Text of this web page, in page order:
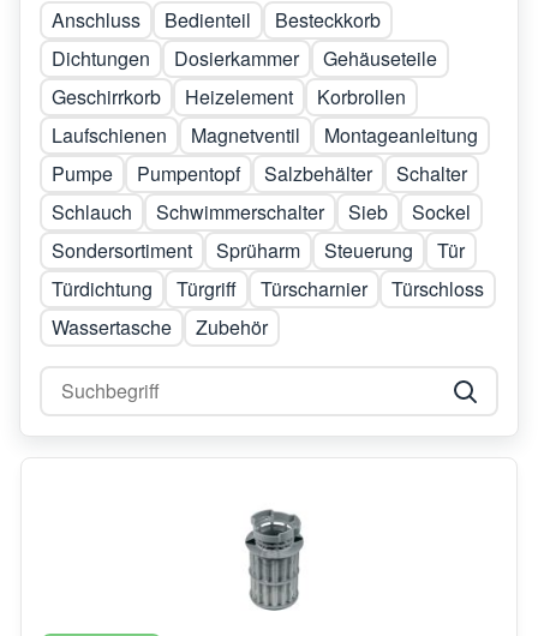
Anschluss
Bedienteil
Besteckkorb
Dichtungen
Dosierkammer
Gehäuseteile
Geschirrkorb
Heizelement
Korbrollen
Laufschienen
Magnetventil
Montageanleitung
Pumpe
Pumpentopf Salzbehälter
Schalter
Schlauch
Schwimmerschalter Sieb
Sockel
Sondersortiment
Sprüharm Steuerung
Tür
Türdichtung
Türgriff Türscharnier
Türschloss
Wassertasche
Zubehör